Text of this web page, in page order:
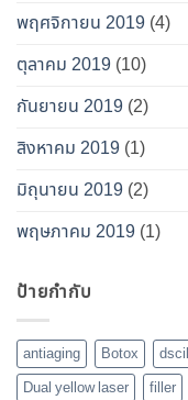
พฤศจิกายน 2019 (4)
ตุลาคม 2019 (10)
กันยายน 2019 (2)
สิงหาคม 2019 (1)
มิถุนายน 2019 (2)
พฤษภาคม 2019 (1)
ป้ายกำกับ
antiaging Botox
Dual yellow laser
filler